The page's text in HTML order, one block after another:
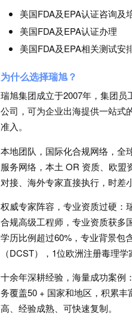
美国FDA及EPA认证咨询及
美国FDA及EPA认证办理
美国FDA及EPA相关测试安
为什么选择瑞旭？
瑞旭集团成立于2007年，集团
公司，可为企业出海提供一站式
准入。
本地团队，国际化合规网络，全
服务网络，本土 OR 资质、欧
对接、海外专家直接执行，时差
权威专家阵容，专业资质过硬：
合规高级工程师，专业资质获多
学历比例超过60%，专业背景包
（DCST），1位欧洲注册毒理
十余年深耕经验，海量成功案例
务覆盖50 + 国家和地区，积累
高、经验成熟、可快速复制。